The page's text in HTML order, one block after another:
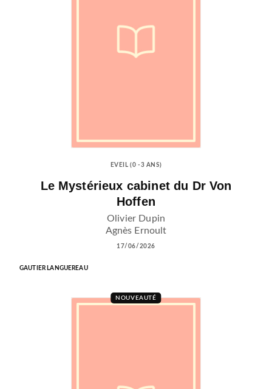
EVEIL (0 -3 ANS)
Le Mystérieux cabinet du Dr Von
Hoffen
Olivier Dupin
Agnès Ernoult
17/06/2026
GAUTIER LANGUEREAU
NOUVEAUTÉ